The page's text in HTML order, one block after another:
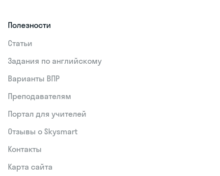
Полезности
Статьи
Задания по английскому
Варианты ВПР
Преподавателям
Портал для учителей
Отзывы о Skysmart
Контакты
Карта сайта